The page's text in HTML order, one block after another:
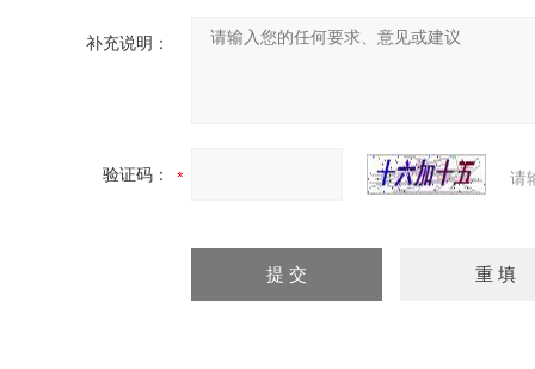
补充说明：
验证码： 请